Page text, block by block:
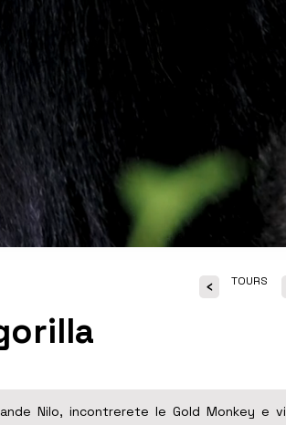
Nilo, incontrerete le Gold Monkey e vi
< TOURS